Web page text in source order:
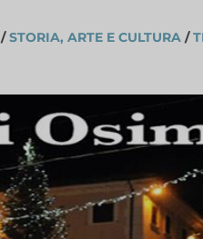
/STORIA, ARTE E CULTURA /